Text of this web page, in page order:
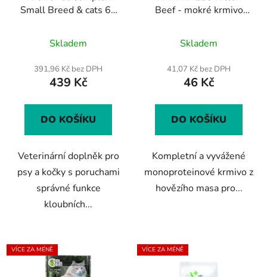
Small Breed & cats 60
hodnocení
produktu
je
z
Skladem
391,96 Kč bez DPH
439 Kč
DO KOŠÍKU
Veterinární doplněk pro
psy a kočky s poruchami
správné funkce
kloubních...
Beef - mokré krmivo
masem 100 g
hodnocení
produktu
je
z
Skladem
41,07 Kč bez DPH
46 Kč
DO KOŠÍKU
Kompletní a vyvážené
monoproteinové krmivo z
hovězího masa pro...
VÍCE ZA MÉNĚ VÍCE ZA MÉNĚ